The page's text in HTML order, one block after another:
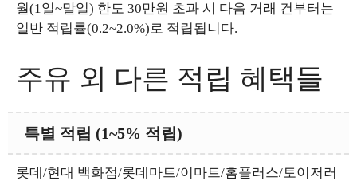
월(1일~말일) 한도 30만원 초과 시 다음 거래 건부터는
일반 적립률(0.2~2.0%)로 적립됩니다.
주유 외 다른 적립 혜택들
특별 적립 (1~5% 적립)
롯데/현대 백화점/롯데마트/이마트/홈플러스/토이저러